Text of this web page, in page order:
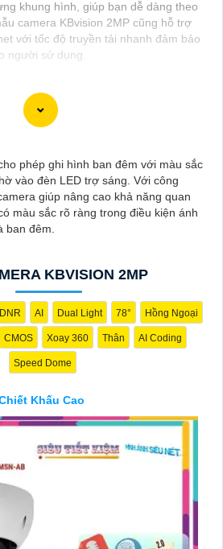
khung hình, giúp bạn dễ dàng theo
camera KBvision 2MP cũng hỗ trợ
với tốc độ truyền tải nhanh đảm bảo
người sử dụng.
nghệ:
tìm kiếm Camera Kbvision với
với chúng tôi để nhận ưu đãi đặc
pháp chính xác nhất cho nhu cầu an
với chúng tôi để được hỗ trợ tốt
có kinh nghiệm!"
cấp Camera Kbvision chính hãng
thị trường. Hãy đến với chúng tôi để
và nhận được sự tư vấn chuyên
cần thiết!"
trên sẽ giúp bạn thành công trong
và tăng cơ hội bán hàng của bạn. Nếu
hỏi nào khác, bạn có thể chia sẻ để
phép ghi hình ban đêm với màu sắc
vào đèn LED trợ sáng. Với công
giúp nâng cao khả năng quan
màu sắc rõ ràng trong điều kiện ánh
ban đêm.
KBVISION 2MP
AI Dual Light 78° Hồng Ngoại
CMOS Xoay 360 Thân AI Coding
Speed Dome
Khấu Cao